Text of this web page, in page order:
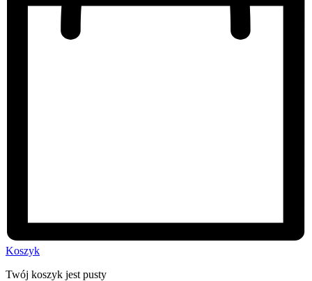
Koszyk
Twój koszyk jest pusty